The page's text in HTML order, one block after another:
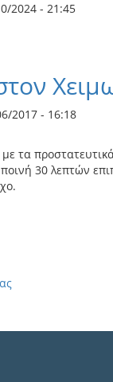
2024 - 21:45
2017 - 16:18
τα
30 λεπτών